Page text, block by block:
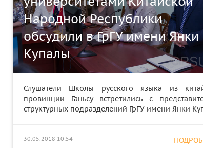
Народной Республики
обсудили в ГрГУ имени Янки
Купалы
Слушатели Школы русского языка из
провинции Ганьсу встретились с
структурных подразделений ГрГУ имени Янки
30.05.2018 10:54